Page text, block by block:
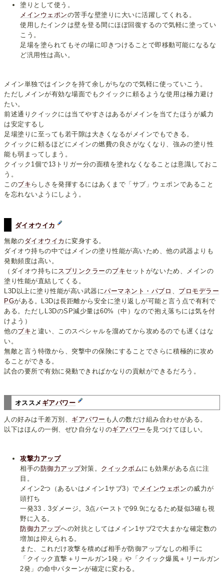
塗りとして使う。
メインウェポンの苦手な壁塗りに大いに活躍してくれる。
使用したインクは壁を登る間にほぼ回復するので気軽に塗ってい
こう。
足場を塗られてもその場に叩きつけることで即移動可能になるな
ど汎用性は高い。
メイン単独ではインクを持て余しがちなので気軽に使っていこう。
ただしメインが有効な場面でもクイックに頼るような使用は極力避け
たい。
前述通りクイックには当てやすさはあるがメインを当てたほうが威力
は安定するし
足場塗りに至っても若干隙は大きくなるがメインでもできる。
クイックに頼るほどにメインの燃費の良さがなくなり、強みの塗り性
能も弱まってしまう。
クイック1個で13トリガー分の面積を塗れなくなることは意識しておこ
う。
このブキ らしさを発揮するにはあくまで「サブ」ウェポンであること
を忘れないようにしよう。
ダイオウイカ
無敵のダイオウイカ に変身する。
ダイオウ持ちの中ではメインの塗り性能が高いため、他の武器よりも
発動頻度は高い。
（ダイオウ持ちにスプリンクラーのブキセットがないため、メインの
塗り性能が直結してくる。
L3D以上に塗り性能が高い武器にパーマネント・パブロ 、 プロモデラー
PGがある。L3Dは長距離から安全に塗り返しが可能と言う点で有利で
ある。ただしL3DのSP減少量は60%（中）なので抱え落ちには気を付
けよう）
他のブキ と違い、このスペシャルを溜めてから攻めるのでも遅くはな
い。
無敵と言う特徴から、突撃中の保険にすることでさらに積極的に攻め
ることができる。
試合の要所で有効に発動できればかなりの貢献ができるだろう。
オススメ ギアパワー
人の好みは千差万別、 ギアパワー も人の数だけ組み合わせがある。
以下はほんの一例、ぜひ自分なりのギアパワー を見つけてほしい。
攻撃力アップ
相手の防御力アップ対策。 クイックボムにも効果がある点に注
目。
メイン2つ（あるいはメイン1サブ3）で メインウェポンの威力が
頭打ち
一発33．3ダメージ。3点バーストで99.9になるため疑似3確も視
野に入る。
防御力アップへの対抗としてはメイン1サブ2で大まかな確定数の
増加は抑えられる。
また、これだけ攻撃を積めば相手が防御アップなしの相手に
「クイック直撃＋リールガン1発」や「クイック爆風＋リールガン
2発」の命中パターンが確定に変わる。